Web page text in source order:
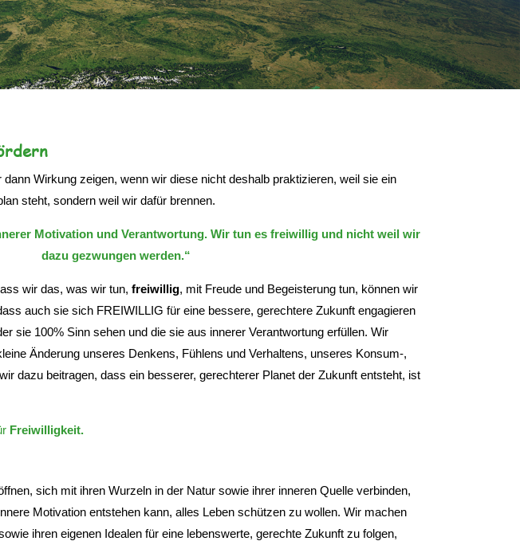
dann Wirkung zeigen, wenn wir diese nicht deshalb praktizieren, weil sie ein
steht, sondern weil wir dafür brennen.
Motivation und Verantwortung. Wir tun es freiwillig und nicht weil wir
dazu gezwungen werden.“
wir das, was wir tun, freiwillig, mit Freude und Begeisterung tun, können wir
auch sie sich FREIWILLIG für eine bessere, gerechtere Zukunft engagieren
sie 100% Sinn sehen und die sie aus innerer Verantwortung erfüllen. Wir
Änderung unseres Denkens, Fühlens und Verhaltens, unseres Konsum-,
dazu beitragen, dass ein besserer, gerechterer Planet der Zukunft entsteht, ist
Freiwilligkeit.
sich mit ihren Wurzeln in der Natur sowie ihrer inneren Quelle verbinden,
Motivation entstehen kann, alles Leben schützen zu wollen. Wir machen
ihren eigenen Idealen für eine lebenswerte, gerechte Zukunft zu folgen,